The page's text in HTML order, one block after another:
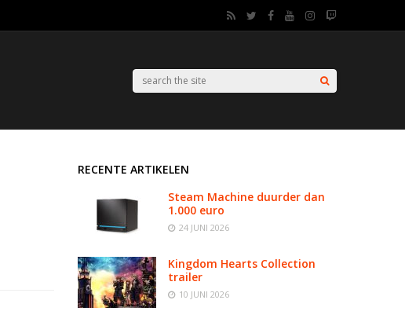
RECENTE ARTIKELEN
Steam Machine duurder dan
1.000 euro
24 JUNI 2026
Kingdom Hearts Collection
trailer
10 JUNI 2026